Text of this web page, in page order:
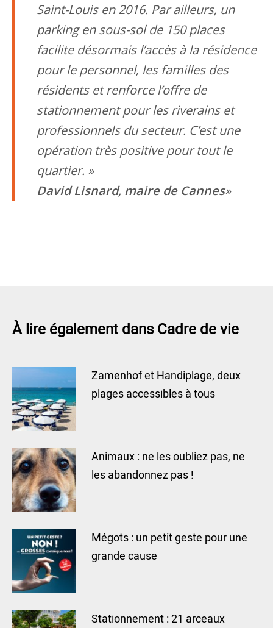
Saint-Louis en 2016. Par ailleurs, un
parking en sous-sol de 150 places
facilite désormais l’accès à la résidence
pour le personnel, les familles des
résidents et renforce l’offre de
stationnement pour les riverains et
professionnels du secteur. C’est une
opération très positive pour tout le
quartier. »
David Lisnard, maire de Cannes
À lire également dans Cadre de vie
Zamenhof et Handiplage, deux
plages accessibles à tous
Animaux : ne les oubliez pas, ne
les abandonnez pas !
Mégots : un petit geste pour une
grande cause
Stationnement : 21 arceaux